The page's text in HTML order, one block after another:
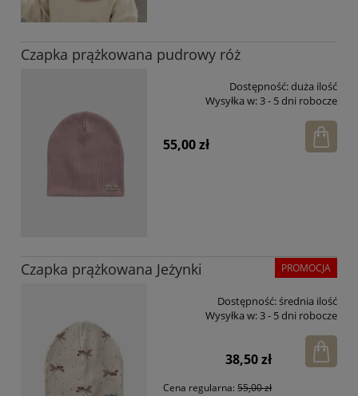
Czapka prążkowana pudrowy róż
Dostępność:duża ilość
Wysyłka w:3 - 5 dni robocze
55,00 zł
Czapka prążkowana Jeżynki
Dostępność:średnia ilość
Wysyłka w:3 - 5 dni robocze
38,50 zł
Cena regularna:55,00 zł
PROMOCJA